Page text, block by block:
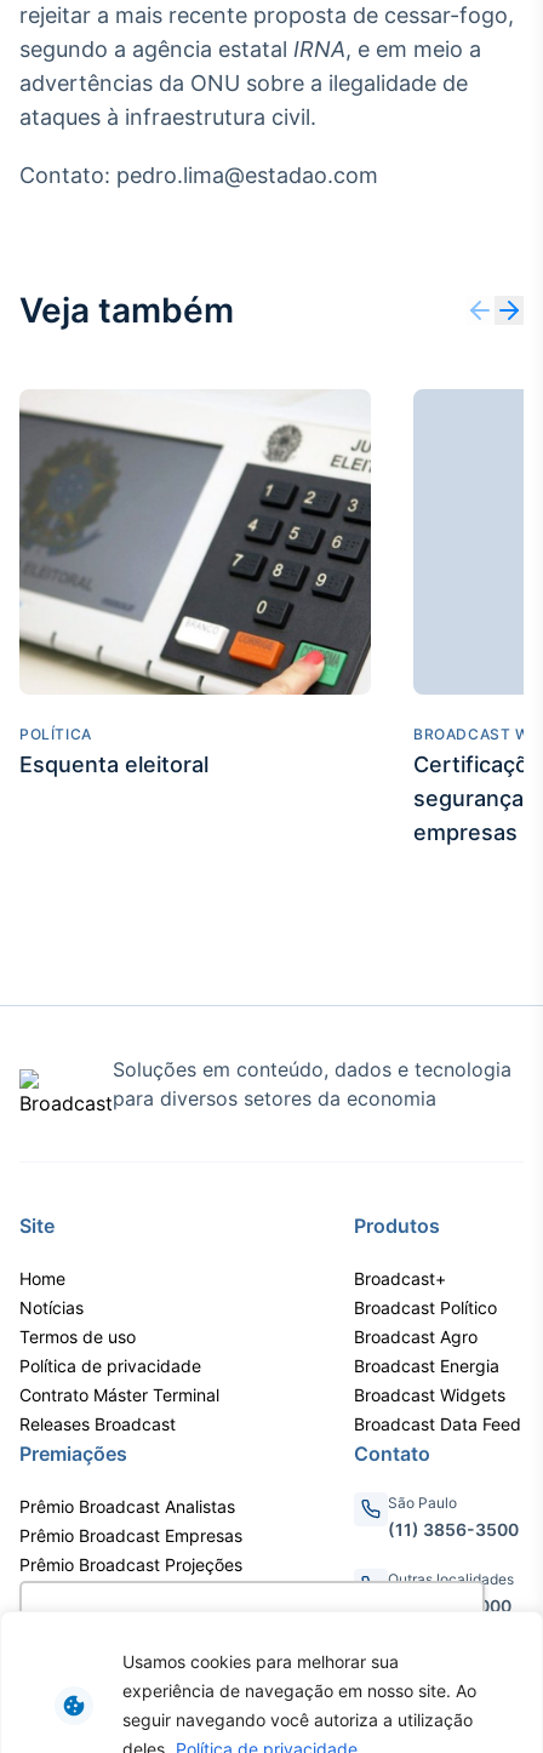
como você interage em nosso site e
personalizar conteúdo. Ao utilizar este site, você
concorda com o uso de cookies.
Saiba mais
Usamos cookies para melhorar sua
experiência de navegação em nosso site. Ao
seguir navegando você autoriza a utilização
deles. Política de privacidade
Conteúdos e
dados para
displays e telas
Curadoria
Tecnologia
Monitoramento
notícias e
conteúdos
Broadcast
Fundos
A melhor
plataforma para
analisar fundos
de investimento
no Brasil
IA
Gestão de
Investimentos
de ativos
rejeitar a mais recente proposta de cessar-fogo,
segundo a agência estatal IRNA, e em meio a
advertências da ONU sobre a ilegalidade de
ataques à infraestrutura civil.
Contato: pedro.lima@estadao.com
Veja também
POLÍTICA
Esquenta eleitoral
BROADCAST
segurança
empresas
Soluções em conteúdo, dados e tecnologia
para diversos setores da economia
Site
Home
Notícias
Termos de uso
Política de privacidade
Contrato Máster Terminal
Releases Broadcast
Produtos
Broadcast+
Broadcast Político
Broadcast Agro
Broadcast Energia
Broadcast Widgets
Broadcast Data Feed
Premiações
Prêmio Broadcast Analistas
Prêmio Broadcast Empresas
Prêmio Broadcast Projeções
Contato
São Paulo
(11) 3856-3500
Outras localidades
0800.011.3000
Av. Eng. Caetano Álvares, 55 - 3º e
6º andar, Bairro do Limão, São